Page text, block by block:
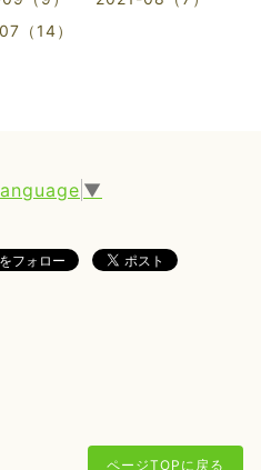
（14）
▼
ページTOPに戻る